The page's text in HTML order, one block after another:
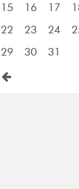
15
16 17
22
23 24
29
30 31